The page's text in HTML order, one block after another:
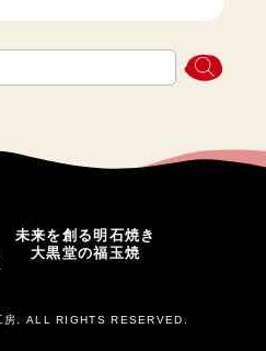
未来を創る明石焼き
大黒堂の福玉焼
房. ALL RIGHTS RESERVED.